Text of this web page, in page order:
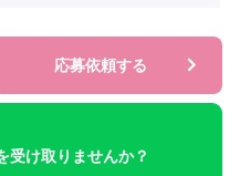
応募依頼する
受け取りませんか？